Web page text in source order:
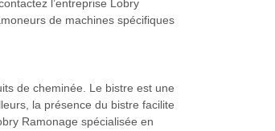
l’entreprise Lobry
de machines spécifiques
de cheminée. Le bistre est une
la présence du bistre facilite
Ramonage spécialisée en